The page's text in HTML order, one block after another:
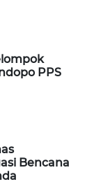
PPS
Bencana